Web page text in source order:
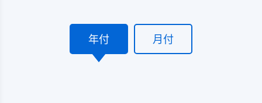
年付 月付